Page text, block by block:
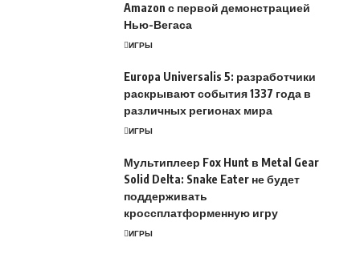
Amazon с первой демонстрацией
Нью-Вегаса
ИГРЫ
Europa Universalis 5: разработчики
раскрывают события 1337 года в
различных регионах мира
ИГРЫ
Мультиплеер Fox Hunt в Metal Gear
Solid Delta: Snake Eater не будет
поддерживать
кроссплатформенную игру
ИГРЫ